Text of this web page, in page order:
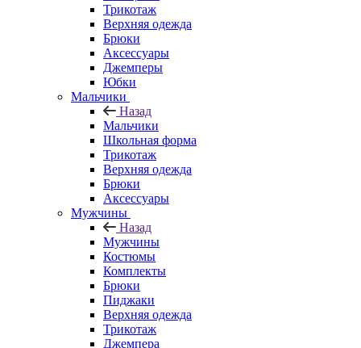
Трикотаж
Верхняя одежда
Брюки
Аксессуары
Джемперы
Юбки
Мальчики
Назад
Мальчики
Школьная форма
Трикотаж
Верхняя одежда
Брюки
Аксессуары
Мужчины
Назад
Мужчины
Костюмы
Комплекты
Брюки
Пиджаки
Верхняя одежда
Трикотаж
Джемпера